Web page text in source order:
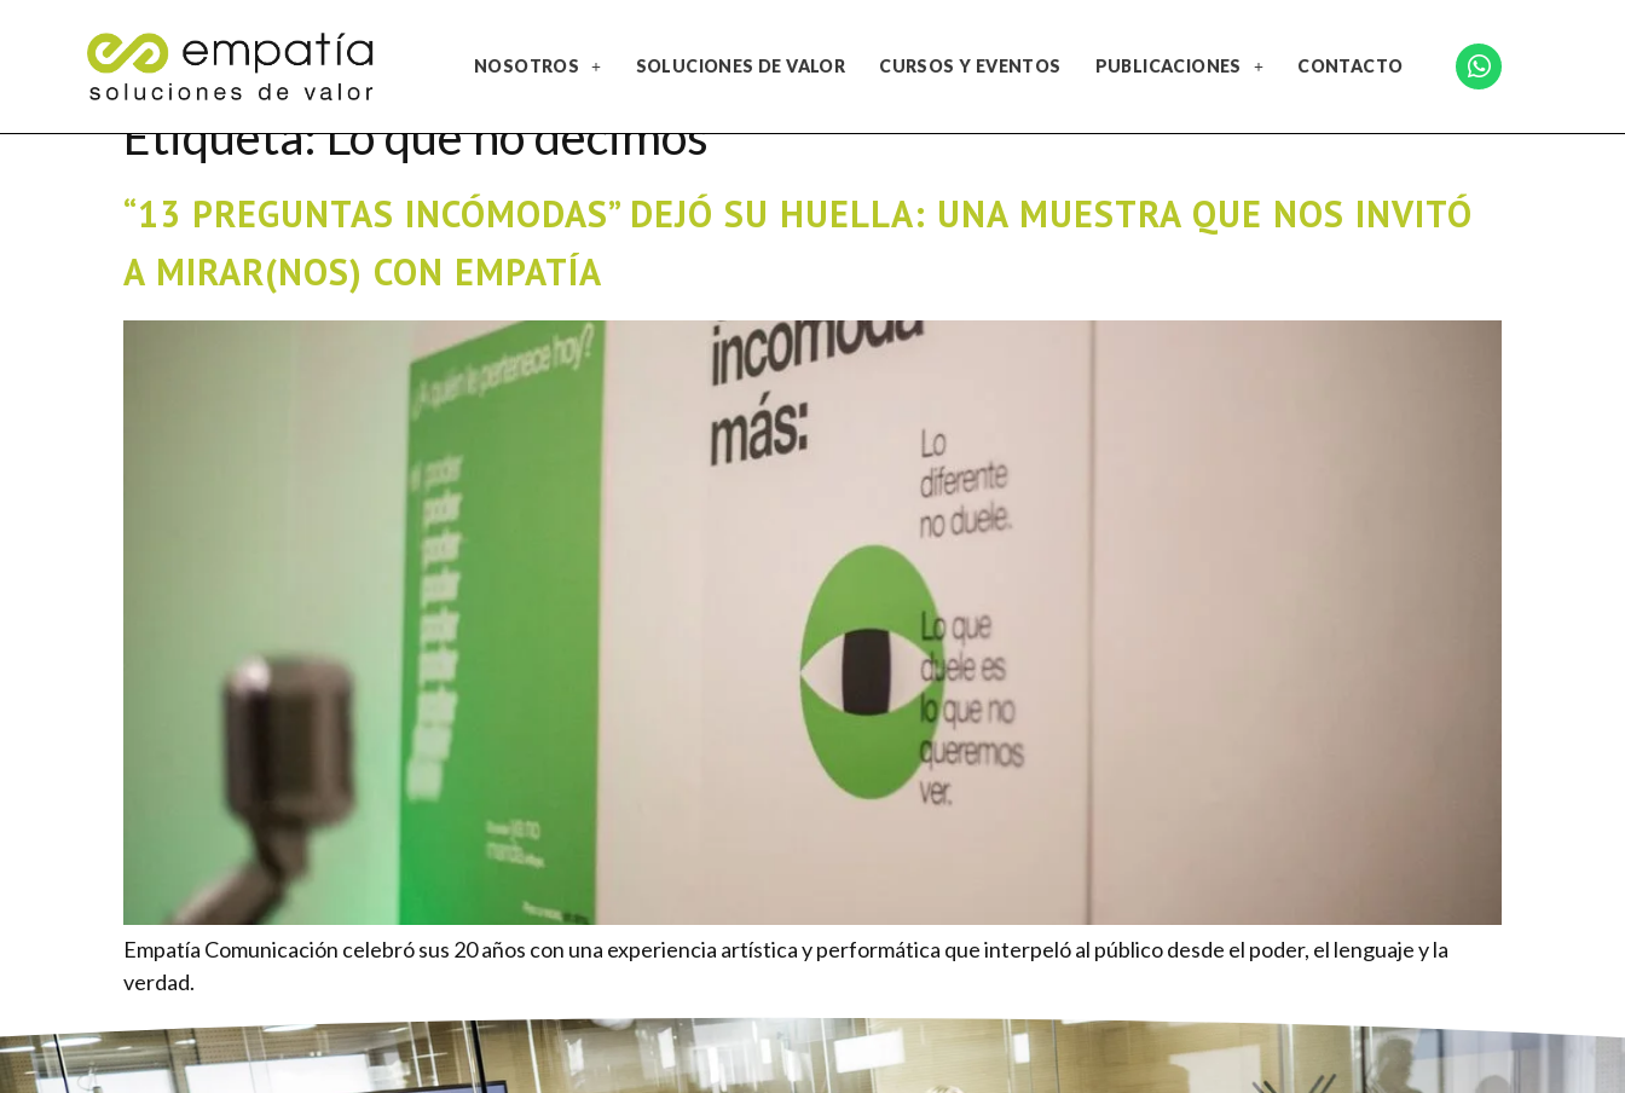
NOSOTROS SOLUCIONES DE VALOR CURSOS Y EVENTOS PUBLICACIONES CONTACTO
Etiqueta:Lo que no decimos
“13 PREGUNTAS INCÓMODAS” DEJÓ SU HUELLA: UNA MUESTRA QUE NOS INVITÓ
A MIRAR(NOS) CON EMPATÍA
Empatía Comunicación celebró sus 20 años con una experiencia artística y performática que interpeló al público desde el poder, el lenguaje y la
verdad.